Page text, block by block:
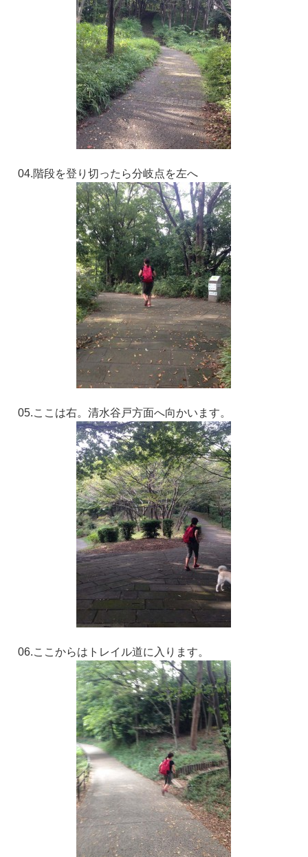
04.階段を登り切ったら分岐点を左へ
05.ここは右。清水谷戸方面へ向かいます。
06.ここからはトレイル道に入ります。